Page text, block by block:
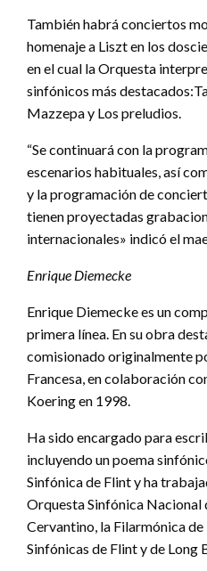
También habrá conciertos
homenaje a Liszt en los
en el cual la Orquesta
sinfónicos más
Mazzepa y Los preludios.
“Se continuará con la
escenarios habituales, así
y la programación de
tienen proyectadas
internacionales» indicó el
Enrique Diemecke
Enrique Diemecke es un
primera línea. En su obra
comisionado originalmente
Francesa, en colaboración
Koering en 1998.
Ha sido encargado para
incluyendo un poema
Sinfónica de Flint y ha
Orquesta Sinfónica Nacional
Cervantino, la Filarmónica
Sinfónicas de Flint y de Long